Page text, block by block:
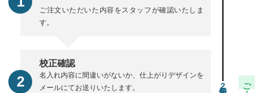
ご注文いただいた内容をスタッフが確認いたしま
す。
校正確認
名入れ内容に間違いがないか、仕上がりデザインを
メールにてお送りいたします。
2 ご注文・校正期間